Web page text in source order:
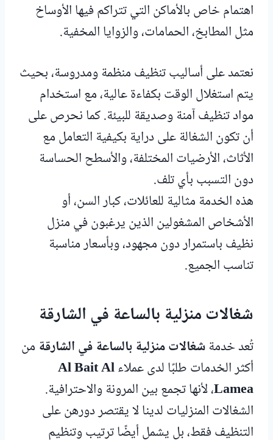
اهتمام خاص بالأماكن التي تتراكم فيها الأوساخ
مثل المطابخ، الحمامات، والزوايا المخفية.
نعتمد على أساليب تنظيف منظمة ومدروسة، بحيث
يتم استغلال الوقت بكفاءة عالية، مع استخدام
مواد تنظيف آمنة وصديقة للبيئة. كما نحرص على
أن تكون الشغالة على دراية بكيفية التعامل مع
الأثاث، الأرضيات المختلفة، والأسطح الحساسة
دون التسبب بأي تلف.
هذه الخدمة مثالية للعائلات، كبار السن، أو
الأشخاص المشغولين الذين يرغبون في منزل
نظيف باستمرار دون مجهود، وبأسعار مناسبة
تناسب الجميع.
شغالات منزلية بالساعة في الشارقة
تُعد خدمةشغالات منزلية بالساعة في الشارقة من
أكثر الخدمات طلبًا لدى عملاءAl Bait Al
Lamea، لأنها تجمع بين المرونة والاحترافية.
الشغالات المنزليات لدينا لا يقتصر دورهن على
التنظيف فقط، بل يشمل أيضًا ترتيب وتنظيم